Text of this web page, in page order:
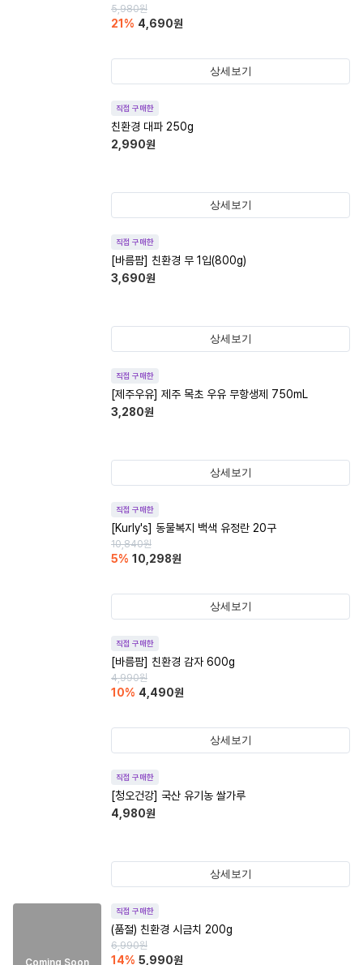
5,980원
21 % 4,690원
상세보기
직접 구매한
친환경 대파 250g
2,990원
상세보기
직접 구매한
[바름팜] 친환경 무 1입(800g)
3,690원
상세보기
직접 구매한
[제주우유] 제주 목초 우유 무항생제 750mL
3,280원
상세보기
직접 구매한
[Kurly's] 동물복지 백색 유정란 20구
10,840원
5% 10,298원
상세보기
직접 구매한
[바름팜] 친환경 감자 600g
4,990원
10% 4,490원
상세보기
직접 구매한
[청오건강] 국산 유기농 쌀가루
4,980원
상세보기
Coming Soon
직접 구매한
(품절) 친환경 시금치 200g
6,990원
14% 5,990원